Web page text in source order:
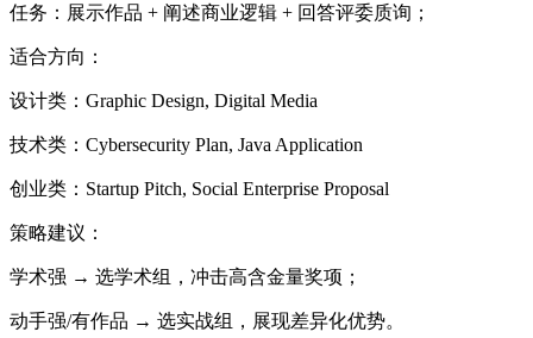
任务：展示作品 + 阐述商业逻辑 + 回答评委质询；
适合方向：
设计类：Graphic Design, Digital Media
技术类：Cybersecurity Plan, Java Application
创业类：Startup Pitch, Social Enterprise Proposal
策略建议：
学术强 → 选学术组，冲击高含金量奖项；
动手强/有作品 → 选实战组，展现差异化优势。